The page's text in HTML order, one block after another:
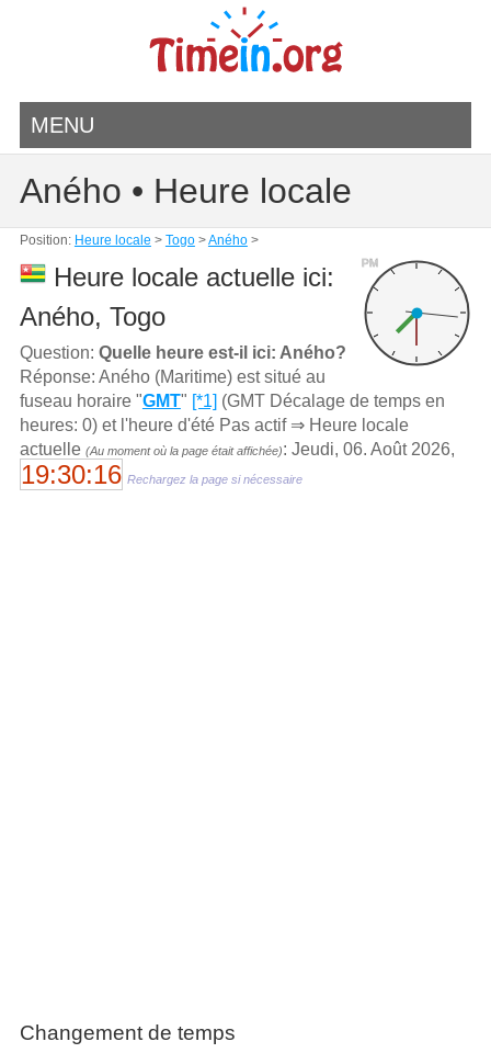
MENU
Aného • Heure locale
Position: Heure locale > Togo>Aného>
PM
Heure locale actuelle ici:
Aného, Togo
Question: Quelle heure est-il ici: Aného?
Réponse: Aného (Maritime) est situé au
fuseau horaire "GMT" [*1] (GMT Décalage de temps en
heures: 0) et l'heure d'été Pas actif ⇒ Heure locale
actuelle (Au moment où la page était affichée): Jeudi, 06. Août 2026,
19:30:16 Rechargez la page si nécessaire
Changement de temps